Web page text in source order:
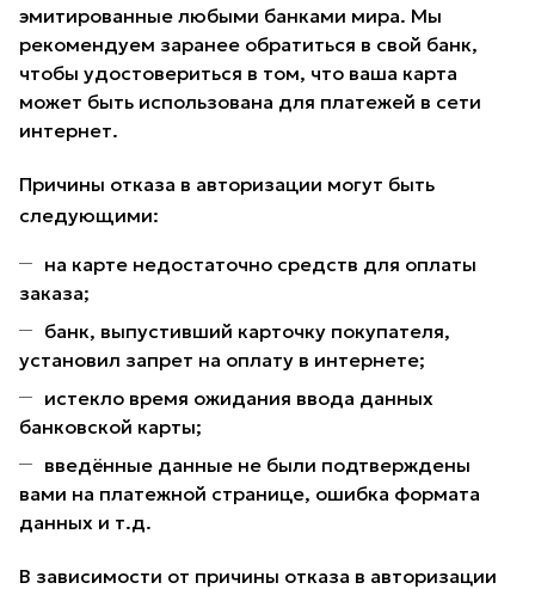
эмитированные любыми банками мира. Мы
рекомендуем заранее обратиться в свой банк,
чтобы удостовериться в том, что ваша карта
может быть использована для платежей в сети
интернет.
Причины отказа в авторизации могут быть
следующими:
на карте недостаточно средств для оплаты
заказа;
банк, выпустивший карточку покупателя,
установил запрет на оплату в интернете;
истекло время ожидания ввода данных
банковской карты;
введённые данные не были подтверждены
вами на платежной странице, ошибка формата
данных и т.д.
В зависимости от причины отказа в авторизации